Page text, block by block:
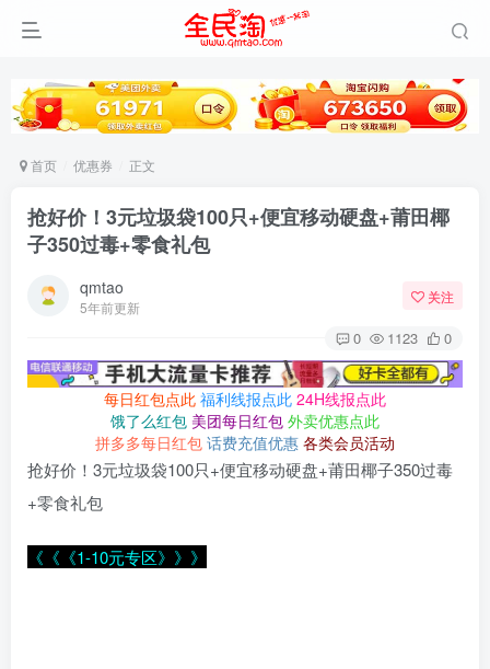
首页 优惠券 正文
抢好价！3元垃圾袋100只+便宜移动硬盘+莆田椰
子350过毒+零食礼包
qmtao
5年前更新
关注
0 1123 0
每日红包点此 福利线报点此 24H线报点此
饿了么红包 美团每日红包 外卖优惠点此
拼多多每日红包 话费充值优惠 各类会员活动
抢好价！3元垃圾袋100只+便宜移动硬盘+莆田椰子350过毒
+零食礼包
《《《1-10元专区》》》